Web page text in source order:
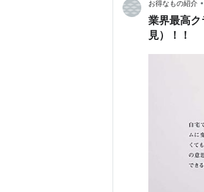
お得なもの紹介 •
業界最高
見）！！